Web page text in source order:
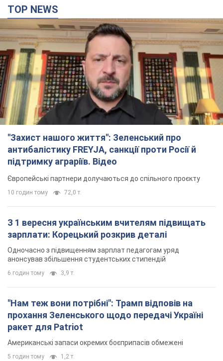
TOP NEWS
"Захист нашого життя": Зеленський про
антибалістику FREYJA, санкції проти Росії й
підтримку аграріїв. Відео
Європейські партнери долучаються до спільного проєкту
10 годин тому 72,0 т.
З 1 вересня українським вчителям підвищать
зарплати: Корецький розкрив деталі
Одночасно з підвищенням зарплат педагогам уряд
анонсував збільшення студентських стипендій
6 годин тому 3,9 т.
"Нам теж вони потрібні": Трамп відповів на
прохання Зеленського щодо передачі Україні
ракет для Patriot
Американські запаси окремих боєприпасів обмежені
5 годин тому 1,2 т.